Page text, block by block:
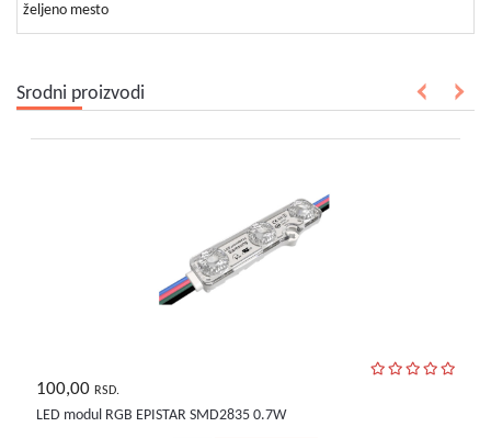
željeno mesto
Srodni proizvodi
100,00 RSD.
LED modul RGB EPISTAR SMD2835 0.7W